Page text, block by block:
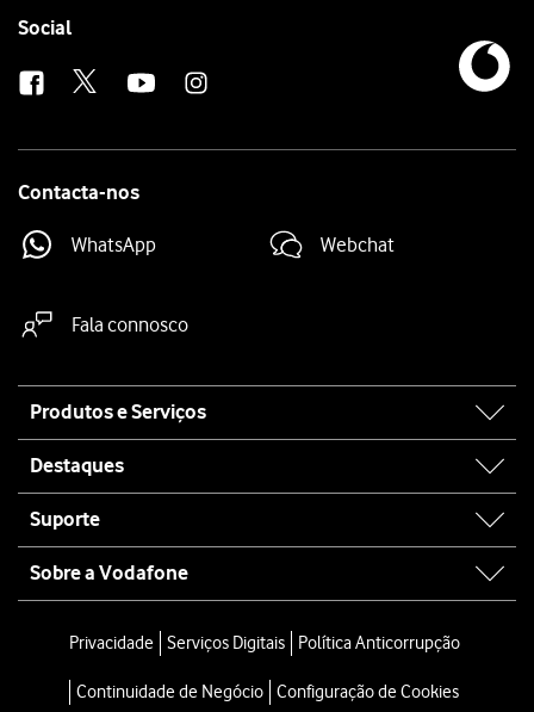
Follow
Social
Contacta-nos
WhatsApp Webchat
Fala connosco
map
Produtos e Serviços
Destaques
Suporte
Sobre a Vodafone
Privacidade Serviços Digitais Política Anticorrupção
Continuidade de Negócio Configuração de Cookies